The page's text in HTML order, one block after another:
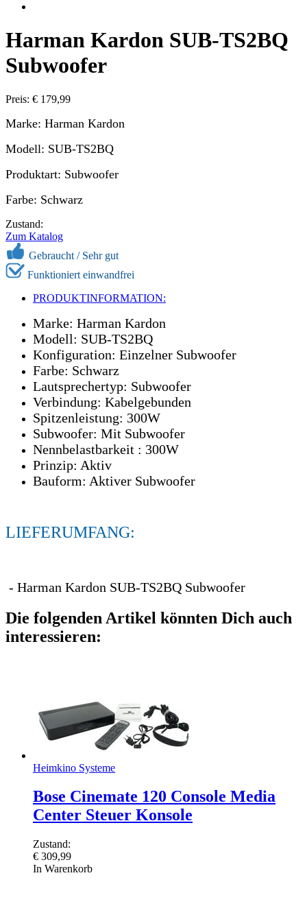
Harman Kardon SUB-TS2BQ
Subwoofer
Preis: € 179,99
Marke: Harman Kardon
Modell: SUB-TS2BQ
Produktart: Subwoofer
Farbe: Schwarz
Zustand:
Zum Katalog
Gebraucht / Sehr gut
Funktioniert einwandfrei
PRODUKTINFORMATION:
Marke: Harman Kardon
Modell: SUB-TS2BQ
Konfiguration: Einzelner Subwoofer
Farbe: Schwarz
Lautsprechertyp: Subwoofer
Verbindung: Kabelgebunden
Spitzenleistung: 300W
Subwoofer: Mit Subwoofer
Nennbelastbarkeit : 300W
Prinzip: Aktiv
Bauform: Aktiver Subwoofer
LIEFERUMFANG:
- Harman Kardon SUB-TS2BQ Subwoofer
Die folgenden Artikel könnten Dich auch
interessieren:
Heimkino Systeme
Bose Cinemate 120 Console Media
Center Steuer Konsole
Zustand:
€ 309,99
In Warenkorb